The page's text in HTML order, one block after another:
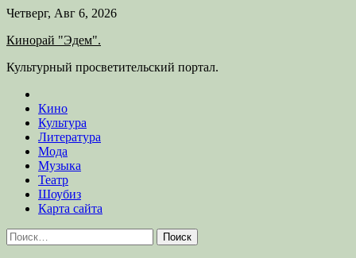
Skip
content
Четверг, Авг 6, 2026
Кинорай "Эдем".
Культурный просветительский портал.
Кино
Культура
Литература
Мода
Музыка
Театр
Шоубиз
Карта сайта
Найти: